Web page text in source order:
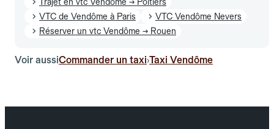
VTC de Vendôme à Paris
VTC Vendôme Nevers
Réserver un vtc Vendôme → Rouen
Voir aussiCommander un taxi›Taxi Vendôme